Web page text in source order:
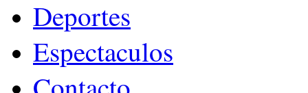
Deportes
Espectaculos